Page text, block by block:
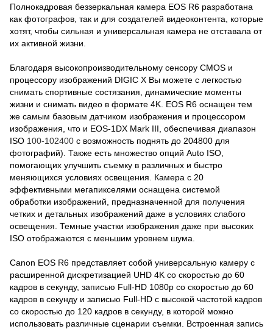
Полнокадровая беззеркальная камера EOS R6 разработана
как фотографов, так и для создателей видеоконтента, которые
хотят, чтобы сильная и универсальная камера не отставала от
их активной жизни.
Благодаря высокопроизводительному сенсору CMOS и
процессору изображений DIGIC X Вы можете с легкостью
снимать спортивные состязания, динамические моменты
жизни и снимать видео в формате 4K. EOS R6 оснащен тем
же самым базовым датчиком изображения и процессором
изображения, что и EOS-1DX Mark III, обеспечивая диапазон
ISO 100-102400 с возможность поднять до 204800 для
фотографий). Также есть множество опций Auto ISO,
помогающих улучшить съемку в различных и быстро
меняющихся условиях освещения. Камера с 20
эффективными мегапикселями оснащена системой
обработки изображений, предназначенной для получения
четких и детальных изображений даже в условиях слабого
освещения. Темные участки изображения даже при высоких
ISO отображаются с меньшим уровнем шума.
Canon EOS R6 представляет собой универсальную камеру с
расширенной дискретизацией UHD 4K со скоростью до 60
кадров в секунду, записью Full-HD 1080p со скоростью до 60
кадров в секунду и записью Full-HD с высокой частотой кадров
со скоростью до 120 кадров в секунду, в которой можно
использовать различные сценарии съемки. Встроенная запись